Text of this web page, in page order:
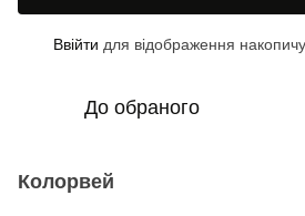
Ввійти для відображення
До обраного
Колорвей